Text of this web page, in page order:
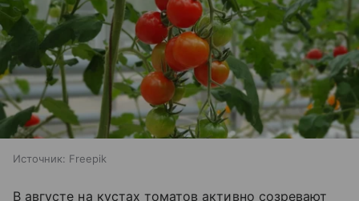
Источник: Freepik
В августе на кустах томатов активно созревают